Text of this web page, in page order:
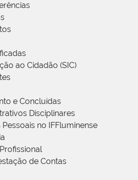
ao Cidadão (SIC)
e Concluídas
Disciplinares
no IFFluminense
de Contas